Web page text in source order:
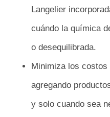
Langelier
cuándo la química
o desequilibrada.
Minimiza los
agregando
y solo cuando sea